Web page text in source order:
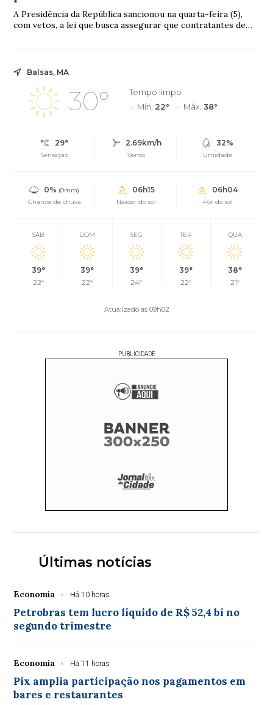
A Presidência da República sancionou na quarta-feira (5),
com vetos, a lei que busca assegurar que contratantes de
Balsas, MA
30°
Tempo limpo
Mín. 22° Máx. 38°
29°
Sensação
2.69km/h
Vento
32%
Umidade
0% (0mm)
Chance de chuva
06h15
Nascer do sol
06h04
Pôr do sol
SÁB
39°
22°
DOM
39°
22°
SEG
39°
24°
TER
39°
22°
QUA
38°
21°
Atualizado às 09h02
PUBLICIDADE
Últimas notícias
Economia Há 10 horas
Petrobras tem lucro líquido de R$ 52,4 bi no
segundo trimestre
Economia Há 11 horas
Pix amplia participação nos pagamentos em
bares e restaurantes